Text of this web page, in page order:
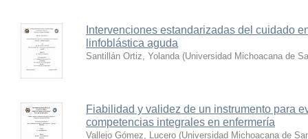
Intervenciones estandarizadas del cuidado
linfoblástica aguda
Santillán Ortiz, Yolanda (Universidad Michoacana de
Fiabilidad y validez de un instrumento para
competencias integrales en enfermería
Vallejo Gómez, Lucero (Universidad Michoacana de